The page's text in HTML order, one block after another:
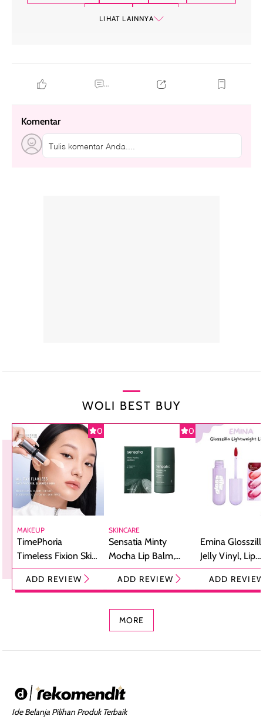
LIHAT LAINNYA
...
Komentar
Tulis komentar Anda....
WOLI BEST BUY
0
MAKEUP
TimePhoria
Timeless Fixion Skin
Tint Stick,
Foundation dan
ADD REVIEW
0
SKINCARE
Sensatia Minty
Mocha Lip Balm,
Pelembap Bibir
dengan Aroma
ADD REVIEW
Emina
Jelly Vinyl, Lip
Cream Glossy
Ringan
ADD
MORE
Ide Belanja Pilihan Produk Terbaik